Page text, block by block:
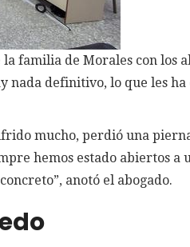
familia de Morales con los
nada definitivo, lo que les
mucho, perdió una
hemos estado abiertos a
anotó el abogado.